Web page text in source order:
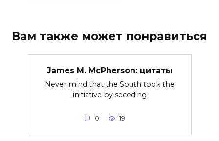
Вам также может понравиться
James M. McPherson: цитаты
Never mind that the South took the
initiative by seceding
0 19